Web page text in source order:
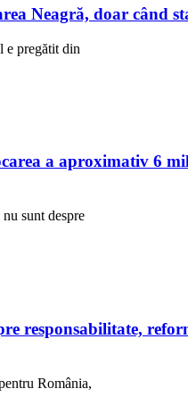
Neagră, doar când
e pregătit din
a aproximativ 6
sunt despre
responsabilitate,
România,